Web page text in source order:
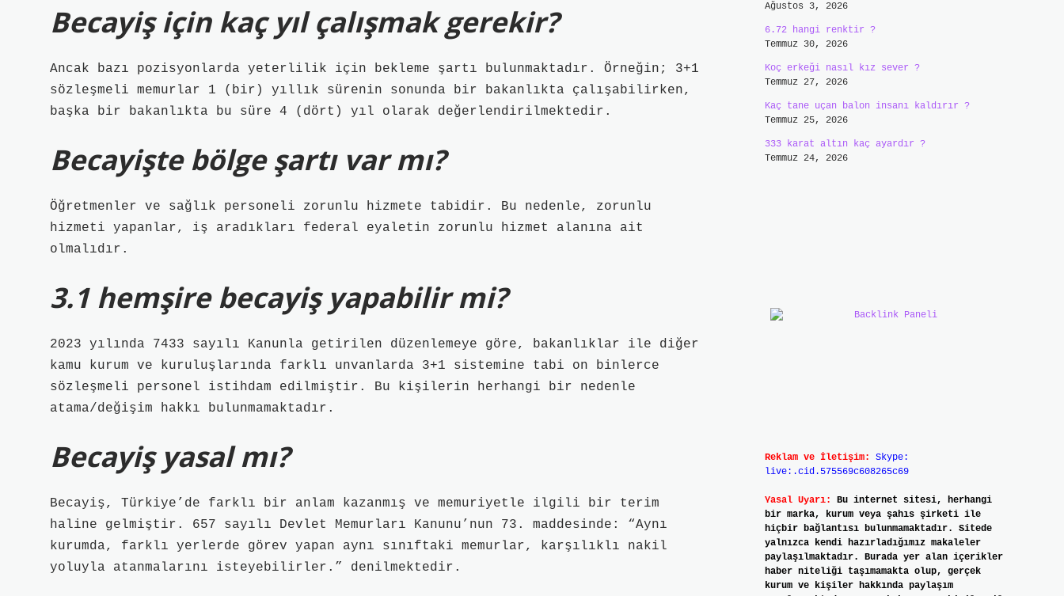
Becayiş için kaç yıl çalışmak gerekir?
Ancak bazı pozisyonlarda yeterlilik için bekleme şartı bulunmaktadır. Örneğin; 3+1
sözleşmeli memurlar 1 (bir) yıllık sürenin sonunda bir bakanlıkta çalışabilirken,
başka bir bakanlıkta bu süre 4 (dört) yıl olarak değerlendirilmektedir.
Becayişte bölge şartı var mı?
Öğretmenler ve sağlık personeli zorunlu hizmete tabidir. Bu nedenle, zorunlu
hizmeti yapanlar, iş aradıkları federal eyaletin zorunlu hizmet alanına ait
olmalıdır.
3.1 hemşire becayiş yapabilir mi?
2023 yılında 7433 sayılı Kanunla getirilen düzenlemeye göre, bakanlıklar ile diğer
kamu kurum ve kuruluşlarında farklı unvanlarda 3+1 sistemine tabi on binlerce
sözleşmeli personel istihdam edilmiştir. Bu kişilerin herhangi bir nedenle
atama/değişim hakkı bulunmamaktadır.
Becayiş yasal mı?
Becayiş, Türkiye’de farklı bir anlam kazanmış ve memuriyetle ilgili bir terim
haline gelmiştir. 657 sayılı Devlet Memurları Kanunu’nun 73. maddesinde: “Aynı
kurumda, farklı yerlerde görev yapan aynı sınıftaki memurlar, karşılıklı nakil
yoluyla atanmalarını isteyebilirler.” denilmektedir.
Ağustos 3, 2026
6.72 hangi renktir ?
Temmuz 30, 2026
Koç erkeği nasıl kız sever ?
Temmuz 27, 2026
Kaç tane uçan balon insanı kaldırır ?
Temmuz 25, 2026
333 karat altın kaç ayardır ?
Temmuz 24, 2026
Reklam ve İletişim:
Skype:
live:.cid.575569c608265c69
Yasal Uyarı:
Bu internet sitesi, herhangi
bir marka, kurum veya şahıs şirketi ile
hiçbir bağlantısı bulunmamaktadır. Sitede
yalnızca kendi hazırladığımız makaleler
paylaşılmaktadır. Burada yer alan içerikler
haber niteliği taşımamakta olup, gerçek
kurum ve kişiler hakkında paylaşım